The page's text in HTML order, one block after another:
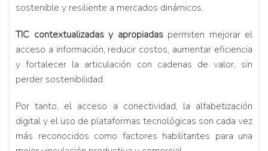
sostenible y resiliente a mercados dinámicos.
TIC contextualizadas y apropiadaspermiten mejorar el
acceso a información, reducir costos, aumentar eficiencia
y fortalecer la articulación con cadenas de valor, sin
perder sostenibilidad.
Por tanto, el acceso a conectividad, la alfabetización
digital y el uso de plataformas tecnológicas son cada vez
más reconocidos como factores habilitantes para una